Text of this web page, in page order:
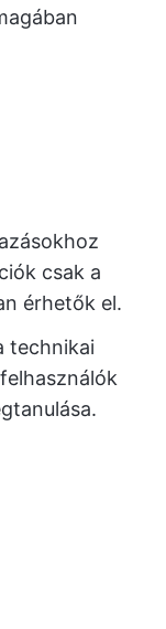
csak a
érhetők el.
technikai